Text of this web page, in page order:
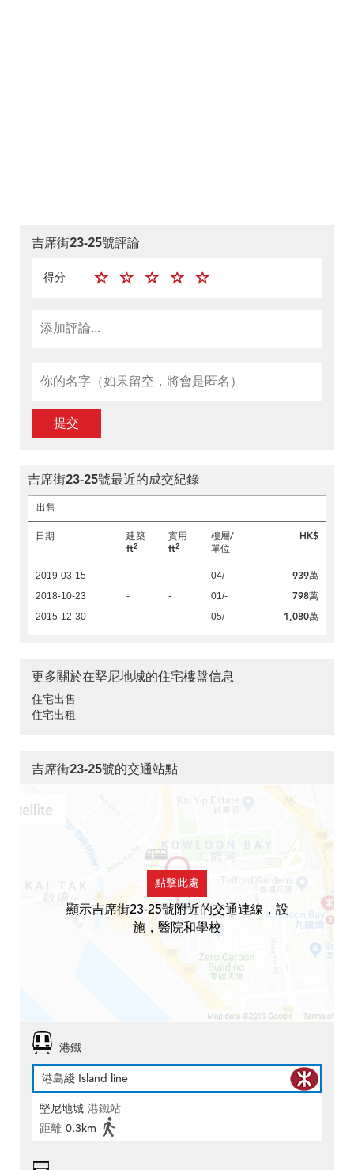
吉席街23-25號評論
得分
提交
吉席街23-25號最近的成交紀錄
出售
日期
建築
ft2
實用
ft2
樓層/
單位
HK$
2019-03-15 - - 04/- 939萬
2018-10-23 - - 01/- 798萬
2015-12-30 - - 05/- 1,080萬
更多關於在堅尼地城的住宅樓盤信息
住宅出售
住宅出租
吉席街23-25號的交通站點
點擊此處
顯示吉席街23-25號附近的交通連線，設
施，醫院和學校
港鐵
港島綫 Island line
堅尼地城 港鐵站
距離 0.3km